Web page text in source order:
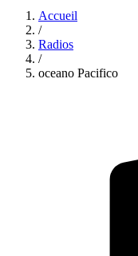
Accueil
/
Radios
/
oceano Pacifico